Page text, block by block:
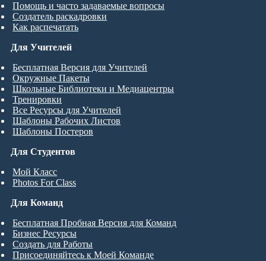
Помощь и часто задаваемые вопросы
Создатель раскадровки
Как распечатать
Для Студентов
Мой Класс
Photos For Class
Для Учителей
Бесплатная Версия для Учителей
Окружные Пакеты
Школьные Библиотеки и Медиацентры
Тренировки
Все Ресурсы для Учителей
Шаблоны Рабочих Листов
Шаблоны Постеров
Для Команд
Бесплатная Пробная Версия для Команд
Бизнес Ресурсы
Создать для Работы
Присоединяйтесь к Моей Команде